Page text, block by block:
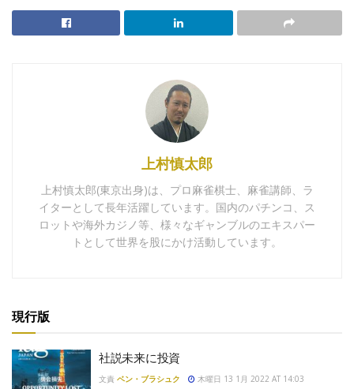
上村慎太郎
上村慎太郎(東京出身)は、プロ麻雀棋士、麻雀講師、ラ
イターとして長年活躍しています。国内のパチンコ、ス
ロットや海外カジノ等、様々なギャンブルのエキスパー
トとして世界を股にかけ活動しています。
現行版
社説未来に投資
文責 ベン・ブラシュク 木曜日 13 1月 2022 AT 14:03